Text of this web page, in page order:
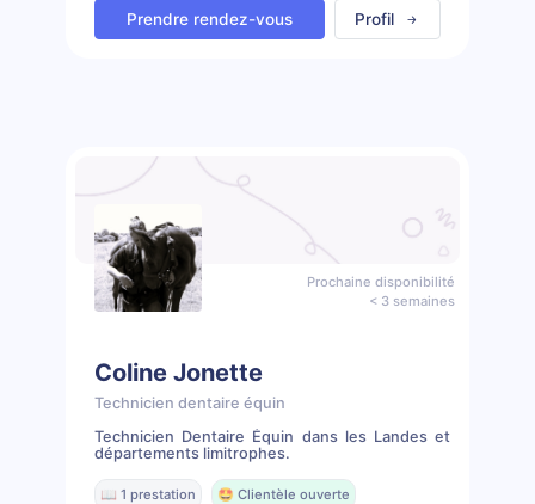
Prendre rendez-vous Profil
Prochaine disponibilité
< 3 semaines
Coline Jonette
Technicien dentaire équin
Technicien Dentaire Équin dans les Landes et
départements limitrophes.
📖 1 prestation 🤩 Clientèle ouverte